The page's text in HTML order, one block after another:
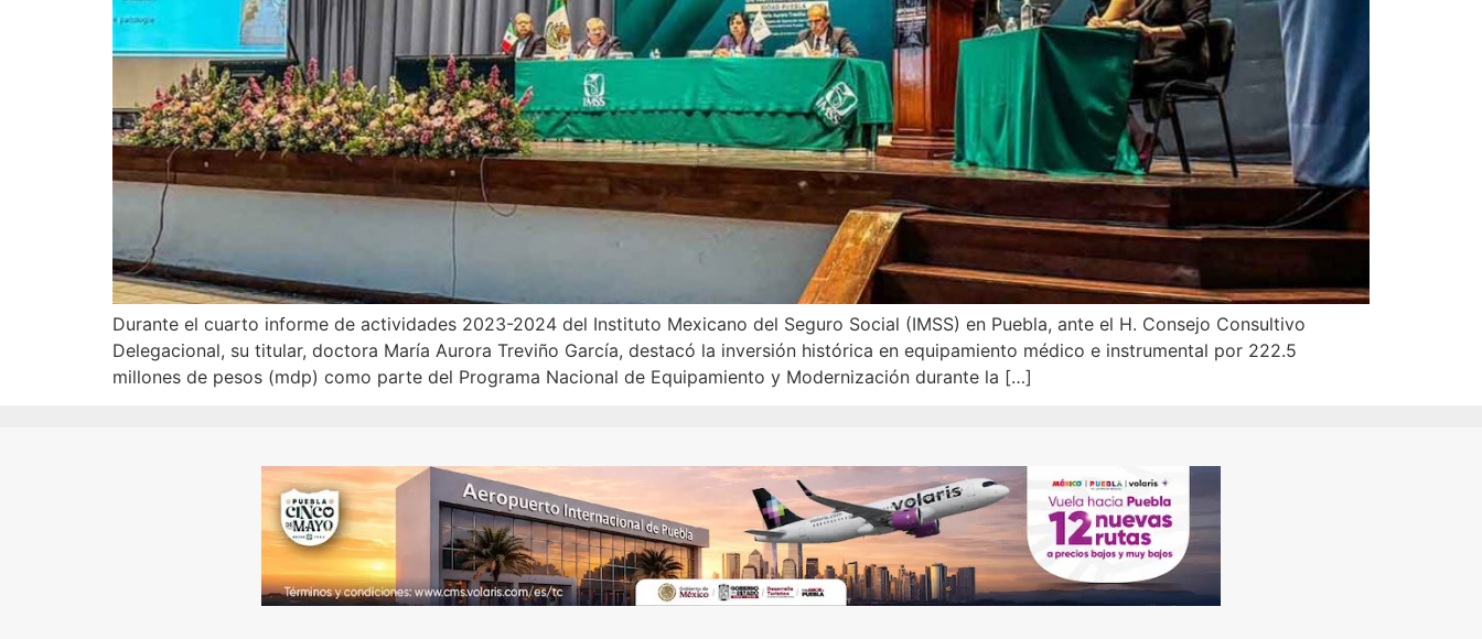
Durante el cuarto informe de actividades 2023-2024 del Instituto Mexicano del Seguro Social (IMSS) en Puebla, ante el H. Consejo Consultivo
Delegacional, su titular, doctora María Aurora Treviño García, destacó la inversión histórica en equipamiento médico e instrumental por 222.5
millones de pesos (mdp) como parte del Programa Nacional de Equipamiento y Modernización durante la […]